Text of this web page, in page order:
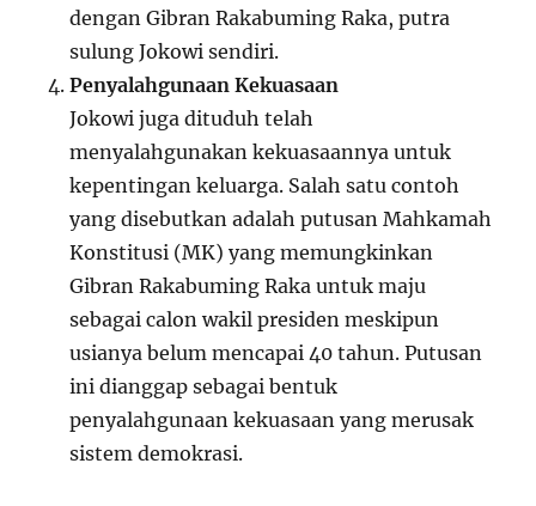
dengan Gibran Rakabuming Raka, putra
sulung Jokowi sendiri.
Penyalahgunaan Kekuasaan
Jokowi juga dituduh telah
menyalahgunakan kekuasaannya untuk
kepentingan keluarga. Salah satu contoh
yang disebutkan adalah putusan Mahkamah
Konstitusi (MK) yang memungkinkan
Gibran Rakabuming Raka untuk maju
sebagai calon wakil presiden meskipun
usianya belum mencapai 40 tahun. Putusan
ini dianggap sebagai bentuk
penyalahgunaan kekuasaan yang merusak
sistem demokrasi.